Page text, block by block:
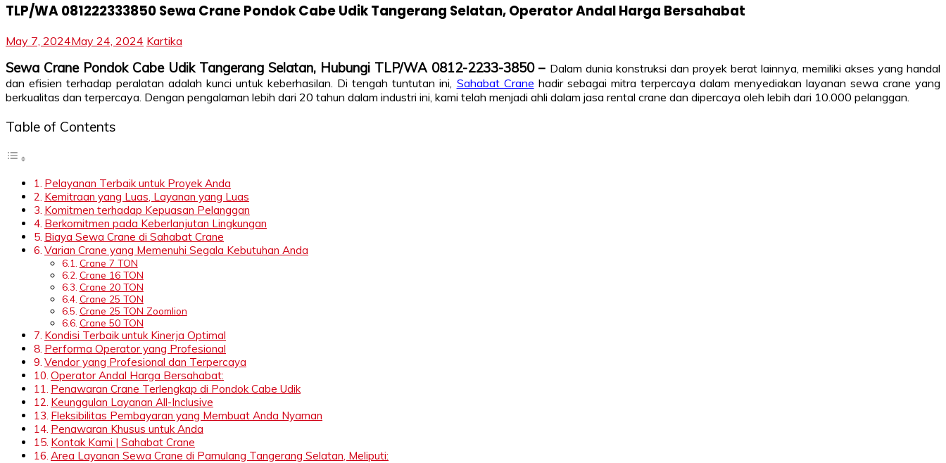
TLP/WA 081222333850 Sewa Crane Pondok Cabe Udik Tangerang Selatan, Operator Andal Harga Bersahabat
May 7, 2024May 24, 2024 Kartika
Sewa Crane Pondok Cabe Udik Tangerang Selatan, Hubungi TLP/WA 0812-2233-3850 – Dalam dunia konstruksi dan proyek berat lainnya, memiliki akses yang handal
dan efisien terhadap peralatan adalah kunci untuk keberhasilan. Di tengah tuntutan ini, Sahabat Crane hadir sebagai mitra terpercaya dalam menyediakan layanan sewa crane yang
berkualitas dan terpercaya. Dengan pengalaman lebih dari 20 tahun dalam industri ini, kami telah menjadi ahli dalam jasa rental crane dan dipercaya oleh lebih dari 10.000 pelanggan.
Table of Contents
Pelayanan Terbaik untuk Proyek Anda
Kemitraan yang Luas, Layanan yang Luas
Komitmen terhadap Kepuasan Pelanggan
Berkomitmen pada Keberlanjutan Lingkungan
Biaya Sewa Crane di Sahabat Crane
Varian Crane yang Memenuhi Segala Kebutuhan Anda
Crane 7 TON
Crane 16 TON
Crane 20 TON
Crane 25 TON
Crane 25 TON Zoomlion
Crane 50 TON
Kondisi Terbaik untuk Kinerja Optimal
Performa Operator yang Profesional
Vendor yang Profesional dan Terpercaya
Operator Andal Harga Bersahabat:
Penawaran Crane Terlengkap di Pondok Cabe Udik
Keunggulan Layanan All-Inclusive
Fleksibilitas Pembayaran yang Membuat Anda Nyaman
Penawaran Khusus untuk Anda
Kontak Kami | Sahabat Crane
Area Layanan Sewa Crane di Pamulang Tangerang Selatan, Meliputi: